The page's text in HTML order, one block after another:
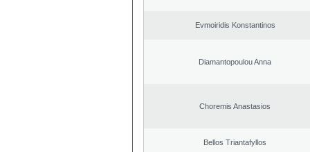
Evmoiridis Konstantinos
Diamantopoulou Anna
Choremis Anastasios
Bellos Triantafyllos